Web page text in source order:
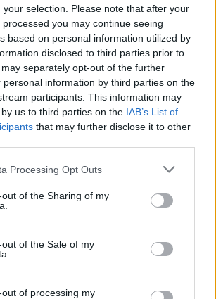
selection. Please note that after your
you may continue seeing
based on personal information utilized by
disclosed to third parties prior to
separately opt-out of the further
personal information by third parties on the
participants. This information may
us to third parties on the IAB’s List of
that may further disclose it to other
website/app uses one or more Google
visit or usage behaviour. You may click to
to Google and its third-party tags to
specified purposes in below Google
Processing Opt Outs
of the Sharing of my
of the Sale of my
of processing my
Μακάο, Κίνα
δολάρια